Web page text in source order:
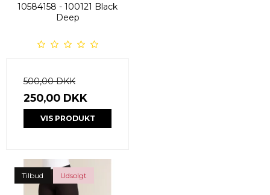
10584158 - 100121 Black
Deep
500,00 DKK
250,00 DKK
VIS PRODUKT
Tilbud Udsolgt